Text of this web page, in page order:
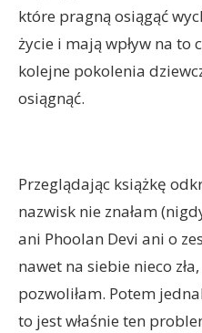
które pragną osiągąć
życie i mają wpływ na to
kolejne pokolenia
osiągnąć.
Przeglądając książkę
nazwisk nie znałam
ani Phoolan Devi ani o
nawet na siebie nieco
pozwoliłam. Potem
to jest właśnie ten